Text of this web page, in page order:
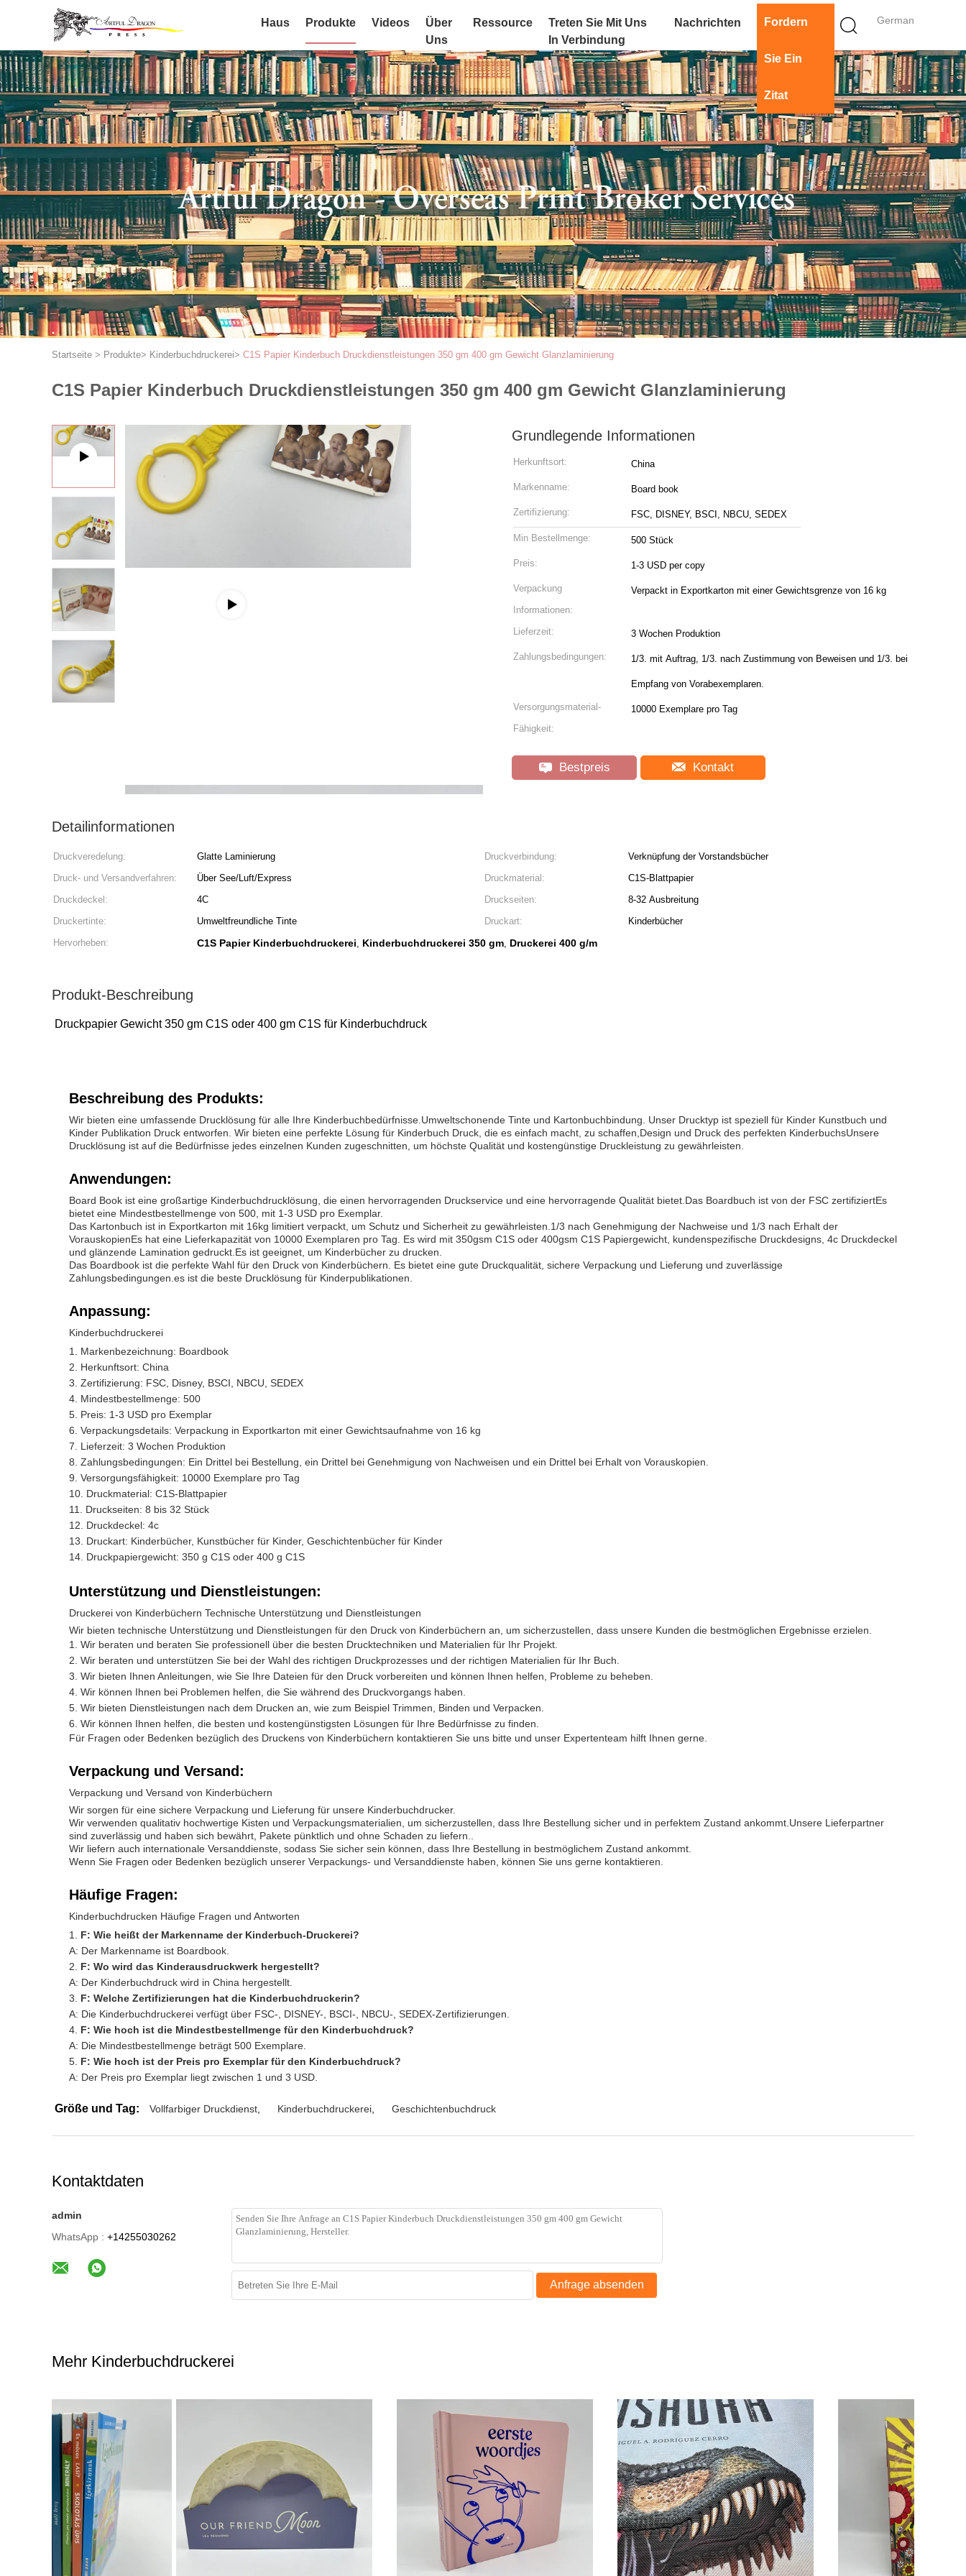
German
Haus Produkte Videos
Über
Uns
Ressource
Treten Sie Mit Uns
In Verbindung
Nachrichten Fordern
Sie Ein
Zitat
Startseite > Produkte> Kinderbuchdruckerei> C1S Papier Kinderbuch Druckdienstleistungen 350 gm 400 gm Gewicht Glanzlaminierung
C1S Papier Kinderbuch Druckdienstleistungen 350 gm 400 gm Gewicht Glanzlaminierung
Grundlegende Informationen
Herkunftsort: China
Markenname: Board book
Zertifizierung: FSC, DISNEY, BSCI, NBCU, SEDEX
Min Bestellmenge: 500 Stück
Preis: 1-3 USD per copy
Verpackung
Informationen:
Verpackt in Exportkarton mit einer Gewichtsgrenze von 16 kg
Lieferzeit: 3 Wochen Produktion
Zahlungsbedingungen: 1/3. mit Auftrag, 1/3. nach Zustimmung von Beweisen und 1/3. bei
Empfang von Vorabexemplaren.
Versorgungsmaterial-
Fähigkeit:
10000 Exemplare pro Tag
Bestpreis Kontakt
Detailinformationen
Druckveredelung: Glatte Laminierung Druckverbindung:
Verknüpfung der Vorstandsbücher
Druck- und Versandverfahren:
Über See/Luft/Express Druckmaterial:
C1S-Blattpapier
Druckdeckel:
4C Druckseiten:
8-32 Ausbreitung
Druckertinte:
Umweltfreundliche Tinte Druckart:
Kinderbücher
Hervorheben:
C1S Papier Kinderbuchdruckerei, Kinderbuchdruckerei 350 gm, Druckerei 400 g/m
Produkt-Beschreibung
Druckpapier Gewicht 350 gm C1S oder 400 gm C1S für Kinderbuchdruck
Beschreibung des Produkts:
Wir bieten eine umfassende Drucklösung für alle Ihre Kinderbuchbedürfnisse.Umweltschonende Tinte und Kartonbuchbindung. Unser Drucktyp ist speziell für Kinder Kunstbuch und
Kinder Publikation Druck entworfen. Wir bieten eine perfekte Lösung für Kinderbuch Druck, die es einfach macht, zu schaffen,Design und Druck des perfekten KinderbuchsUnsere
Drucklösung ist auf die Bedürfnisse jedes einzelnen Kunden zugeschnitten, um höchste Qualität und kostengünstige Druckleistung zu gewährleisten.
Anwendungen:
Board Book ist eine großartige Kinderbuchdrucklösung, die einen hervorragenden Druckservice und eine hervorragende Qualität bietet.Das Boardbuch ist von der FSC zertifiziertEs
bietet eine Mindestbestellmenge von 500, mit 1-3 USD pro Exemplar.
Das Kartonbuch ist in Exportkarton mit 16kg limitiert verpackt, um Schutz und Sicherheit zu gewährleisten.1/3 nach Genehmigung der Nachweise und 1/3 nach Erhalt der
VorauskopienEs hat eine Lieferkapazität von 10000 Exemplaren pro Tag. Es wird mit 350gsm C1S oder 400gsm C1S Papiergewicht, kundenspezifische Druckdesigns, 4c Druckdeckel
und glänzende Lamination gedruckt.Es ist geeignet, um Kinderbücher zu drucken.
Das Boardbook ist die perfekte Wahl für den Druck von Kinderbüchern. Es bietet eine gute Druckqualität, sichere Verpackung und Lieferung und zuverlässige
Zahlungsbedingungen.es ist die beste Drucklösung für Kinderpublikationen.
Anpassung:
Kinderbuchdruckerei
Markenbezeichnung: Boardbook
Herkunftsort: China
Zertifizierung: FSC, Disney, BSCI, NBCU, SEDEX
Mindestbestellmenge: 500
Preis: 1-3 USD pro Exemplar
Verpackungsdetails: Verpackung in Exportkarton mit einer Gewichtsaufnahme von 16 kg
Lieferzeit: 3 Wochen Produktion
Zahlungsbedingungen: Ein Drittel bei Bestellung, ein Drittel bei Genehmigung von Nachweisen und ein Drittel bei Erhalt von Vorauskopien.
Versorgungsfähigkeit: 10000 Exemplare pro Tag
Druckmaterial: C1S-Blattpapier
Druckseiten: 8 bis 32 Stück
Druckdeckel: 4c
Druckart: Kinderbücher, Kunstbücher für Kinder, Geschichtenbücher für Kinder
Druckpapiergewicht: 350 g C1S oder 400 g C1S
Unterstützung und Dienstleistungen:
Druckerei von Kinderbüchern Technische Unterstützung und Dienstleistungen
Wir bieten technische Unterstützung und Dienstleistungen für den Druck von Kinderbüchern an, um sicherzustellen, dass unsere Kunden die bestmöglichen Ergebnisse erzielen.
Wir beraten und beraten Sie professionell über die besten Drucktechniken und Materialien für Ihr Projekt.
Wir beraten und unterstützen Sie bei der Wahl des richtigen Druckprozesses und der richtigen Materialien für Ihr Buch.
Wir bieten Ihnen Anleitungen, wie Sie Ihre Dateien für den Druck vorbereiten und können Ihnen helfen, Probleme zu beheben.
Wir können Ihnen bei Problemen helfen, die Sie während des Druckvorgangs haben.
Wir bieten Dienstleistungen nach dem Drucken an, wie zum Beispiel Trimmen, Binden und Verpacken.
Wir können Ihnen helfen, die besten und kostengünstigsten Lösungen für Ihre Bedürfnisse zu finden.
Für Fragen oder Bedenken bezüglich des Druckens von Kinderbüchern kontaktieren Sie uns bitte und unser Expertenteam hilft Ihnen gerne.
Verpackung und Versand:
Verpackung und Versand von Kinderbüchern
Wir sorgen für eine sichere Verpackung und Lieferung für unsere Kinderbuchdrucker.
Wir verwenden qualitativ hochwertige Kisten und Verpackungsmaterialien, um sicherzustellen, dass Ihre Bestellung sicher und in perfektem Zustand ankommt.Unsere Lieferpartner
sind zuverlässig und haben sich bewährt, Pakete pünktlich und ohne Schaden zu liefern..
Wir liefern auch internationale Versanddienste, sodass Sie sicher sein können, dass Ihre Bestellung in bestmöglichem Zustand ankommt.
Wenn Sie Fragen oder Bedenken bezüglich unserer Verpackungs- und Versanddienste haben, können Sie uns gerne kontaktieren.
Häufige Fragen:
Kinderbuchdrucken Häufige Fragen und Antworten
F: Wie heißt der Markenname der Kinderbuch-Druckerei?
A: Der Markenname ist Boardbook.
F: Wo wird das Kinderausdruckwerk hergestellt?
A: Der Kinderbuchdruck wird in China hergestellt.
F: Welche Zertifizierungen hat die Kinderbuchdruckerin?
A: Die Kinderbuchdruckerei verfügt über FSC-, DISNEY-, BSCI-, NBCU-, SEDEX-Zertifizierungen.
F: Wie hoch ist die Mindestbestellmenge für den Kinderbuchdruck?
A: Die Mindestbestellmenge beträgt 500 Exemplare.
F: Wie hoch ist der Preis pro Exemplar für den Kinderbuchdruck?
A: Der Preis pro Exemplar liegt zwischen 1 und 3 USD.
Größe und Tag: Vollfarbiger Druckdienst Kinderbuchdruckerei Geschichtenbuchdruck
Kontaktdaten
admin
WhatsApp : +14255030262
Anfrage absenden
Mehr Kinderbuchdruckerei